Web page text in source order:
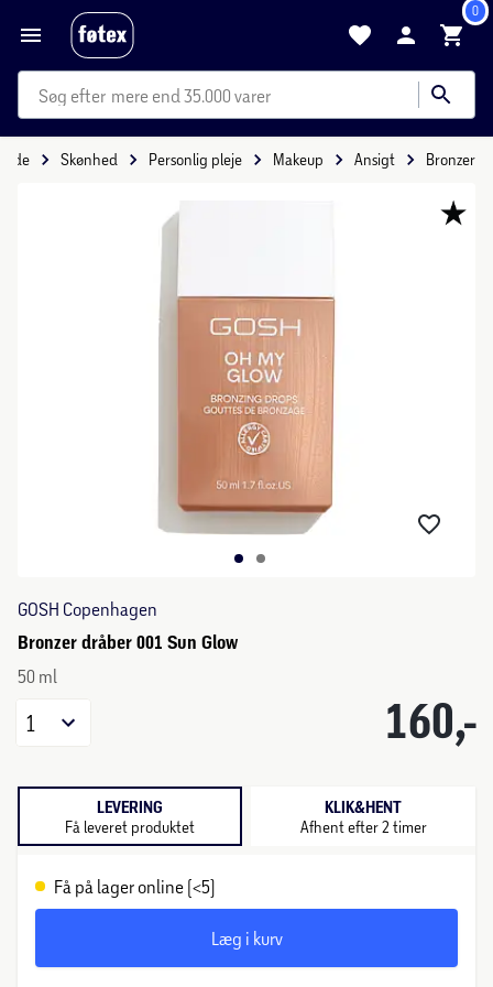
0
mere end 35.000 varer
Skønhed Personlig pleje Makeup Ansigt Bronzer
GOSH Copenhagen
Bronzer dråber 001 Sun Glow
50 ml
160,-
1
LEVERING
Få leveret produktet
KLIK&HENT
Afhent efter 2 timer
Få på lager online (<5)
Læg i kurv